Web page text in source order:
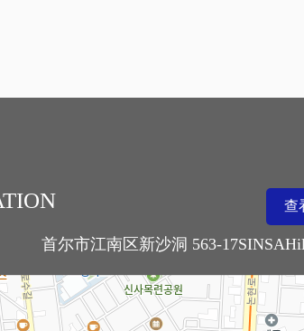
查
首尔市江南区新沙洞 563-